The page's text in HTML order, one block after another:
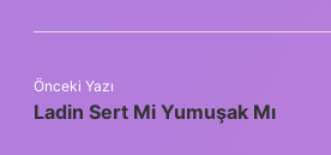
Önceki Yazı
Ladin Sert Mi Yumuşak Mı